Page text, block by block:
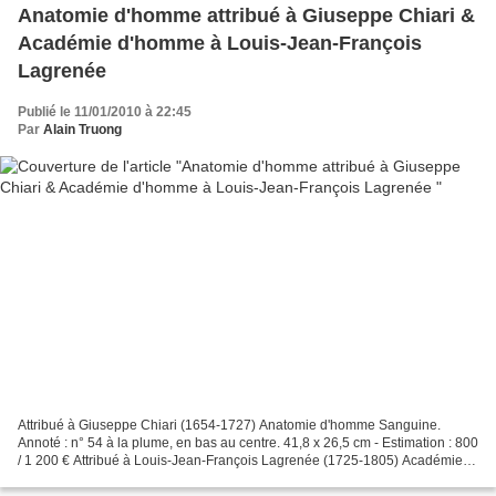
Anatomie d'homme attribué à Giuseppe Chiari &
Académie d'homme à Louis-Jean-François
Lagrenée
Publié le 11/01/2010 à 22:45
Par Alain Truong
Attribué à Giuseppe Chiari (1654-1727) Anatomie d'homme Sanguine.
Annoté : n° 54 à la plume, en bas au centre. 41,8 x 26,5 cm - Estimation : 800
/ 1 200 € Attribué à Louis-Jean-François Lagrenée (1725-1805) Académie